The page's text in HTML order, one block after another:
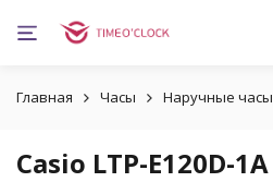
Главная Часы Наручные часы
Casio LTP-E120D-1A